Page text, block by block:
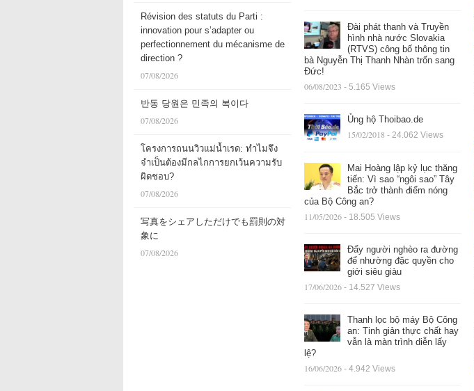
Révision des statuts du Parti :
innovation pour s’adapter ou
perfectionnement du mécanisme de
direction ?
07/08/2026
반동 당원은 민족의 복이다
07/08/2026
โครงการถนนวิวแม่น้ำเรด: ทำไมจึง
จำเป็นต้องมีกลไกการยกเว้นความรับ
ผิดชอบ?
07/08/2026
写真をシェアしただけでも罰則の対
象に
07/08/2026
Đài phát thanh và Truyền
hình nhà nước Slovakia
(RTVS) công bố thông tin
bà Nguyễn Thị Thanh Nhàn trốn sang
Đức!
06/08/2023 - 5.165 Views
Ủng hộ Thoibao.de
15/02/2018 - 24.062 Views
Mai Hoàng lập kỷ lục thăng
tiến: Vì sao “ngôi sao” Tây
Bắc trở thành điểm nóng
của Bộ Công an?
11/05/2026 - 18.505 Views
Đẩy người nghèo ra đường
để nhường đặc quyền cho
giới siêu giàu
17/06/2026 - 14.527 Views
Thanh lọc bộ máy Bộ Công
an: Tinh giản thực chất hay
vẫn là màn trình diễn lấy
lệ?
16/06/2026 - 4.942 Views